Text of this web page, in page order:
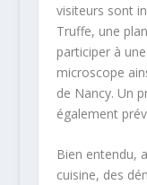
visiteurs sont
Truffe, une
participer à
microscope
de Nancy. Un
également
Bien entendu,
cuisine, des